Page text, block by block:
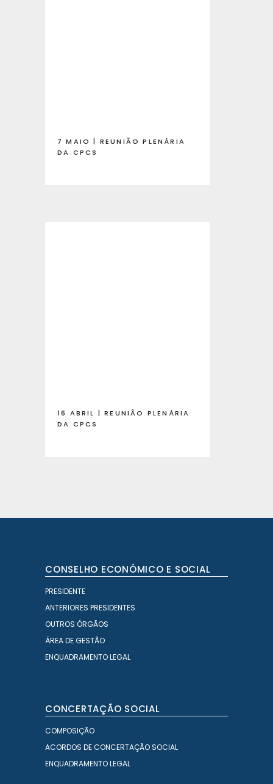
7 MAIO | REUNIÃO PLENÁRIA
DA CPCS
16 ABRIL | REUNIÃO PLENÁRIA
DA CPCS
CONSELHO ECONÓMICO E SOCIAL
PRESIDENTE
ANTERIORES PRESIDENTES
OUTROS ÓRGÃOS
ÁREA DE GESTÃO
ENQUADRAMENTO LEGAL
CONCERTAÇÃO SOCIAL
COMPOSIÇÃO
ACORDOS DE CONCERTAÇÃO SOCIAL
ENQUADRAMENTO LEGAL